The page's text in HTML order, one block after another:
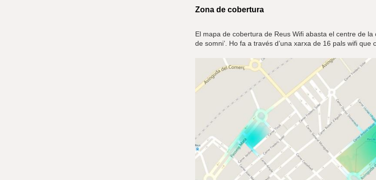
Zona de cobertura
El mapa de cobertura de Reus Wifi abasta el centre de
de somni’. Ho fa a través d’una xarxa de 16 pals wifi que